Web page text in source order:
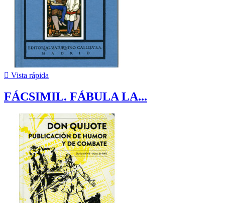
 Vista rápida
FÁCSIMIL. FÁBULA LA...